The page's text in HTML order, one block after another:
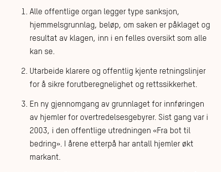
Alle offentlige organ legger type sanksjon,
hjemmelsgrunnlag, beløp, om saken er påklaget og
resultat av klagen, inn i en felles oversikt som alle
kan se.
Utarbeide klarere og offentlig kjente retningslinjer
for å sikre forutberegnelighet og rettssikkerhet.
En ny gjennomgang av grunnlaget for innføringen
av hjemler for overtredelsesgebyrer. Sist gang var i
2003, i den offentlige utredningen «Fra bot til
bedring». I årene etterpå har antall hjemler økt
markant.